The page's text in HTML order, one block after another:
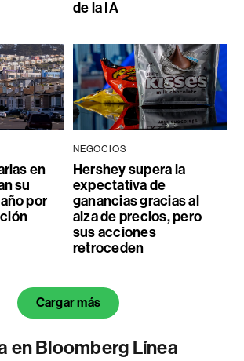
de la IA
en
su
por
NEGOCIOS
Hershey supera la
expectativa de
ganancias gracias al
alza de precios, pero
sus acciones
retroceden
Cargar más
en Bloomberg Línea